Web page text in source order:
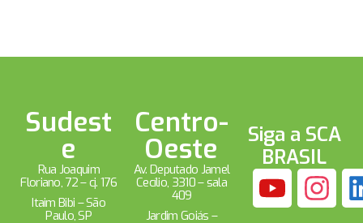
Sudest
e
Rua Joaquim
Floriano, 72 – cj. 176
Itaim Bibi – São
Paulo, SP
Centro-
Oeste
Av. Deputado Jamel
Cecílio, 3310 – sala
409
Jardim Goiás –
Siga a SCA
BRASIL